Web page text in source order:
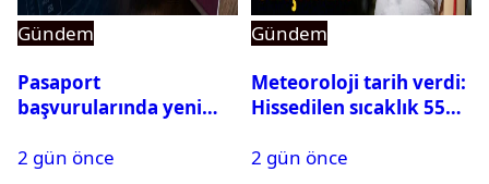
Gündem
Pasaport
başvurularında yeni
2 gün önce
Gündem
Meteoroloji tarih verdi:
Hissedilen sıcaklık 55
2 gün önce